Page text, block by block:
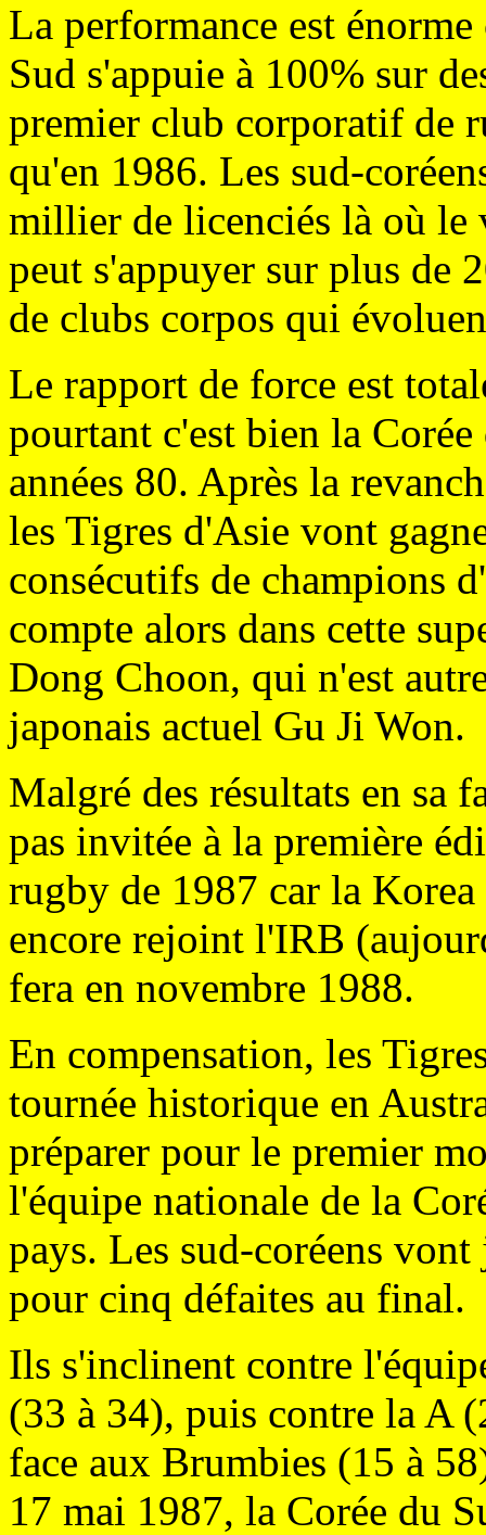
La performance est
Sud s'appuie à 100% sur
premier club corporatif de
qu'en 1986. Les sud-
millier de licenciés là où le
peut s'appuyer sur plus de
de clubs corpos qui
Le rapport de force est
pourtant c'est bien la
années 80. Après la
les Tigres d'Asie vont
consécutifs de champions
compte alors dans cette
Dong Choon, qui n'est
japonais actuel Gu Ji Won.
Malgré des résultats en sa
pas invitée à la première
rugby de 1987 car la
encore rejoint l'IRB
fera en novembre 1988.
En compensation, les
tournée historique en
préparer pour le premier
l'équipe nationale de la
pays. Les sud-coréens
pour cinq défaites au final.
Ils s'inclinent contre
(33 à 34), puis contre la A
face aux Brumbies (15 à
17 mai 1987, la Corée du